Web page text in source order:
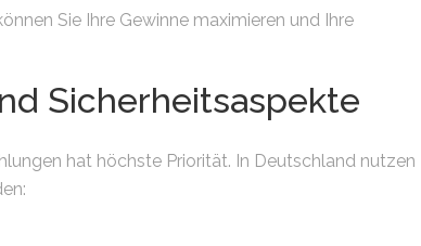
Sie Ihre Gewinne maximieren und Ihre
Sicherheitsaspekte
hat höchste Priorität. In Deutschland nutzen